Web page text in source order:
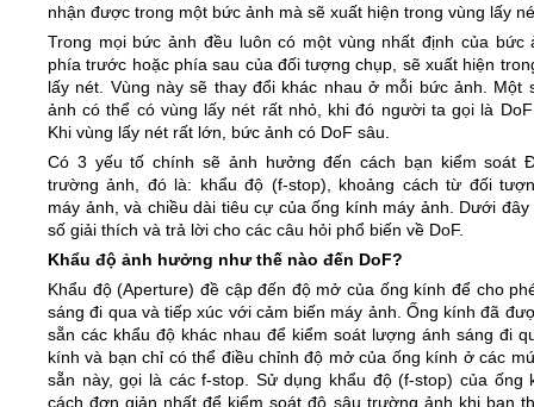
Tìm kiếm
nhận được trong một bức ảnh mà sẽ xuất hiện trong vùng lấy
Trong mọi bức ảnh đều luôn có một vùng nhất định của bức
phía trước hoặc phía sau của đối tượng chụp, sẽ xuất hiện
lấy nét. Vùng này sẽ thay đổi khác nhau ở mỗi bức ảnh. Một
ảnh có thể có vùng lấy nét rất nhỏ, khi đó người ta gọi là
Khi vùng lấy nét rất lớn, bức ảnh có DoF sâu.
Có 3 yếu tố chính sẽ ảnh hưởng đến cách bạn kiểm soát
trường ảnh, đó là: khẩu độ (f-stop), khoảng cách từ đối
máy ảnh, và chiều dài tiêu cự của ống kính máy ảnh. Dưới đây
số giải thích và trả lời cho các câu hỏi phổ biến về DoF.
Khẩu độ ảnh hưởng như thế nào đến DoF?
Khẩu độ (Aperture) đề cập đến độ mở của ống kính để cho
sáng đi qua và tiếp xúc với cảm biến máy ảnh. Ống kính đã
sẵn các khẩu độ khác nhau để kiểm soát lượng ánh sáng đi
kính và bạn chỉ có thể điều chỉnh độ mở của ống kính ở các
sẵn này, gọi là các f-stop. Sử dụng khẩu độ (f-stop) của ống
cách đơn giản nhất để kiểm soát độ sâu trường ảnh khi bạn